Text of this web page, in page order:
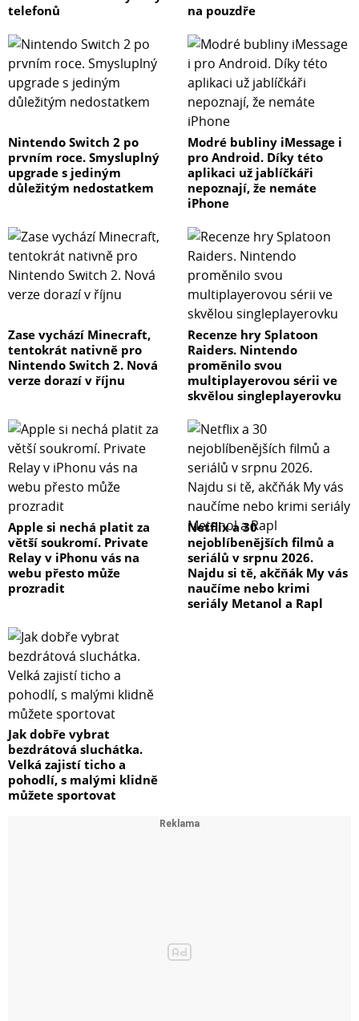
telefonů
na pouzdře
Nintendo Switch 2 po
prvním roce. Smysluplný
upgrade s jediným
důležitým nedostatkem
Modré bubliny iMessage i
pro Android. Díky této
aplikaci už jablíčkáři
nepoznají, že nemáte
iPhone
Zase vychází Minecraft,
tentokrát nativně pro
Nintendo Switch 2. Nová
verze dorazí v říjnu
Recenze hry Splatoon
Raiders. Nintendo
proměnilo svou
multiplayerovou sérii ve
skvělou singleplayerovku
Apple si nechá platit za
větší soukromí. Private
Relay v iPhonu vás na
webu přesto může
prozradit
Netflix a 30
nejoblíbenějších filmů a
seriálů v srpnu 2026.
Najdu si tě, akčňák My vás
naučíme nebo krimi
seriály Metanol a Rapl
Jak dobře vybrat
bezdrátová sluchátka.
Velká zajistí ticho a
pohodlí, s malými klidně
můžete sportovat